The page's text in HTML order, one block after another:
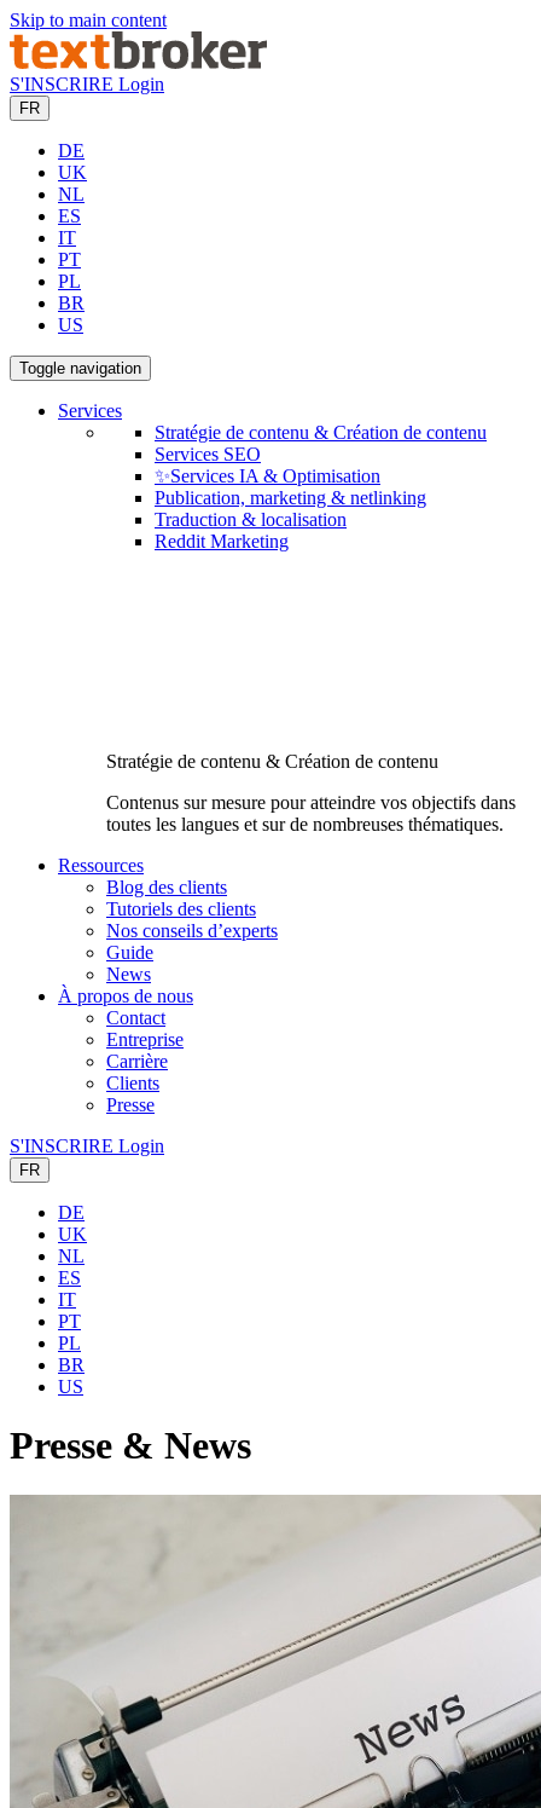
Skip to main content
S'INSCRIRE Login
FR
DE
UK
NL
ES
IT
PT
PL
BR
US
Toggle navigation
Services
Stratégie de contenu & Création de contenu
Services SEO
✨Services IA & Optimisation
Publication, marketing & netlinking
Traduction & localisation
Reddit Marketing
Stratégie de contenu & Création de contenu
Contenus sur mesure pour atteindre vos objectifs dans
toutes les langues et sur de nombreuses thématiques.
Ressources
Blog des clients
Tutoriels des clients
Nos conseils d’experts
Guide
News
À propos de nous
Contact
Entreprise
Carrière
Clients
Presse
S'INSCRIRE Login
FR
DE
UK
NL
ES
IT
PT
PL
BR
US
Presse & News